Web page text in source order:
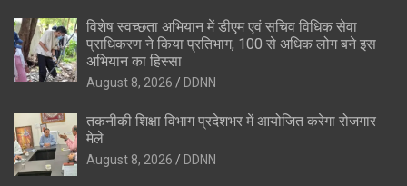
विशेष स्वच्छता अभियान में डीएम एवं सचिव विधिक सेवा
प्राधिकरण ने किया प्रतिभाग, 100 से अधिक लोग बने इस
अभियान का हिस्सा
August 8, 2026 DDNN
तकनीकी शिक्षा विभाग प्रदेशभर में आयोजित करेगा रोजगार
मेले
August 8, 2026 DDNN